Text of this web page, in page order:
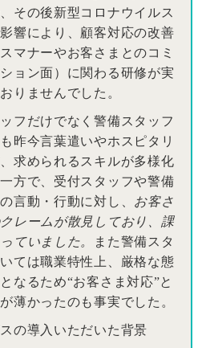
その後新型コロナウイルス
響により、顧客対応の改善
スマナーやお客さまとのコミ
ョン面）に関わる研修が実
りませんでした。
フだけでなく警備スタッフ
昨今言葉遣いやホスピタリ
求められるスキルが多様化
方で、受付スタッフや警備
言動・行動に対し、 お客さ
レームが散見しており、課
ていました。
また警備スタ
ては職業特性上、厳格な態
なるため“お客さま対応”と
薄かったのも事実でした。
の導入いただいた背景